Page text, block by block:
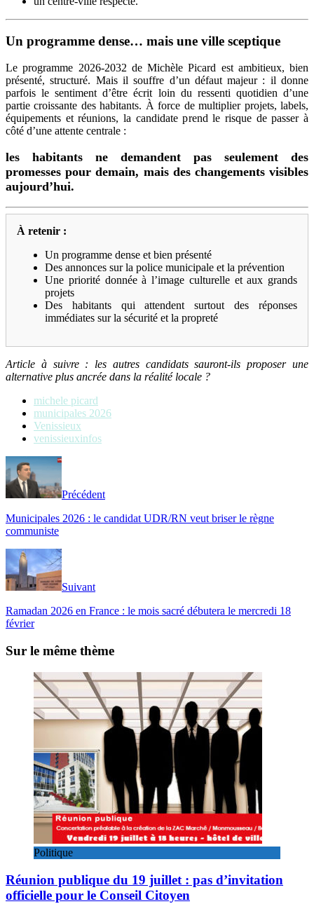
Un programme dense… mais une ville sceptique
Le programme 2026-2032 de Michèle Picard est ambitieux, bien
présenté, structuré. Mais il souffre d’un défaut majeur : il donne
parfois le sentiment d’être écrit loin du ressenti quotidien d’une
partie croissante des habitants. À force de multiplier projets, labels,
équipements et réunions, la candidate prend le risque de passer à
côté d’une attente centrale :
les habitants ne demandent pas seulement des
promesses pour demain, mais des changements visibles
aujourd’hui.
À retenir :
Un programme dense et bien présenté
Des annonces sur la police municipale et la prévention
Une priorité donnée à l’image culturelle et aux grands
projets
Des habitants qui attendent surtout des réponses
immédiates sur la sécurité et la propreté
Article à suivre : les autres candidats sauront-ils proposer une
alternative plus ancrée dans la réalité locale ?
michele picard
municipales 2026
Venissieux
venissieuxinfos
Précédent
Municipales 2026 : le candidat UDR/RN veut briser le règne
communiste
Suivant
Ramadan 2026 en France : le mois sacré débutera le mercredi 18
février
Sur le même thème
Politique
Réunion publique du 19 juillet : pas d’invitation
officielle pour le Conseil Citoyen